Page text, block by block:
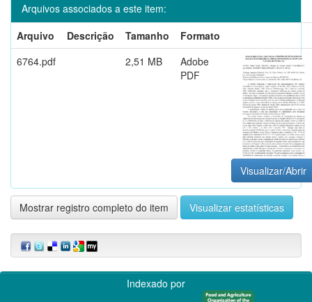
Arquivos associados a este item:
Arquivo
Descrição Tamanho
Formato
6764.pdf
2,51 MB
Adobe
PDF
Visualizar/Abrir
Mostrar registro completo do item Visualizar estatísticas
Indexado por